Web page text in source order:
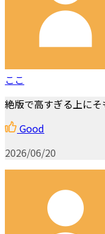
ここ
絶版で高すぎる上に
Good
2026/06/20